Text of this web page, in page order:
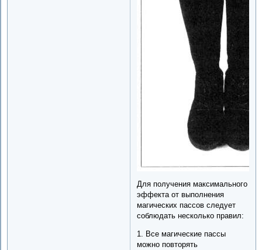
Для получения максимального
эффекта от выполнения
магических пассов следует
соблюдать несколько правил:
1. Все магические пассы
можно повторять